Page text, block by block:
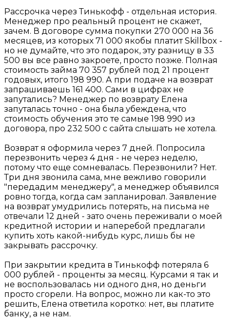
Рассрочка через Тинькофф - отдельная история.
Менеджер про реальный процент не скажет,
зачем. В договоре сумма покупки 270 000 на 36
месяцев, из которых 71 000 якобы платит Skillbox -
но не думайте, что это подарок, эту разницу в 33
500 вы все равно закроете, просто позже. Полная
стоимость займа 70 357 рублей под 21 процент
годовых, итого 198 990. А при подаче на возврат
запрашиваешь 161 400. Сами в цифрах не
запутались? Менеджер по возврату Елена
запуталась точно - она была убеждена, что
стоимость обучения это те самые 198 990 из
договора, про 232 500 с сайта слышать не хотела.
Возврат я оформила через 7 дней. Попросила
перезвонить через 4 дня - не через неделю,
потому что еще сомневалась. Перезвонили? Нет.
Три дня звонила сама, мне вежливо говорили
"передадим менеджеру", а менеджер объявился
ровно тогда, когда сам запланировал. Заявление
на возврат умудрились потерять, на письма не
отвечали 12 дней - зато очень переживали о моей
кредитной истории и наперебой предлагали
купить хоть какой-нибудь курс, лишь бы не
закрывать рассрочку.
При закрытии кредита в Тинькофф потеряла 6
000 рублей - проценты за месяц. Курсами я так и
не воспользовалась ни одного дня, но деньги
просто сгорели. На вопрос, можно ли как-то это
решить, Елена ответила коротко: нет, вы платите
банку, а не нам.